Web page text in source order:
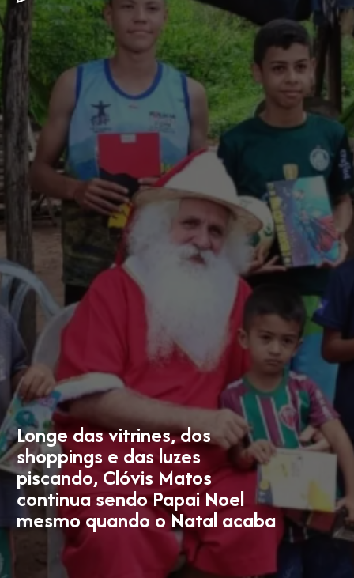
Longe das vitrines, dos
shoppings e das luzes
piscando, Clóvis Matos
continua sendo Papai Noel
mesmo quando o Natal acaba